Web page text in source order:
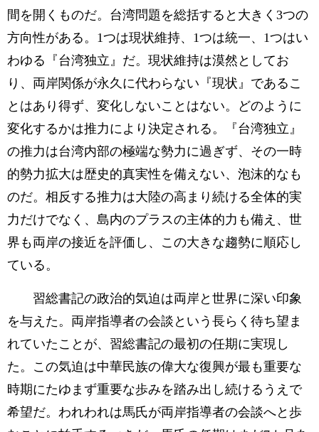
間を開くものだ。台湾問題を総括すると大きく3つの
方向性がある。1つは現状維持、1つは統一、1つはい
わゆる『台湾独立』だ。現状維持は漠然としてお
り、両岸関係が永久に代わらない『現状』であるこ
とはあり得ず、変化しないことはない。どのように
変化するかは推力により決定される。『台湾独立』
の推力は台湾内部の極端な勢力に過ぎず、その一時
的勢力拡大は歴史的真実性を備えない、泡沫的なも
のだ。相反する推力は大陸の高まり続ける全体的実
力だけでなく、島内のプラスの主体的力も備え、世
界も両岸の接近を評価し、この大きな趨勢に順応し
ている。
習総書記の政治的気迫は両岸と世界に深い印象
を与えた。両岸指導者の会談という長らく待ち望ま
れていたことが、習総書記の最初の任期に実現し
た。この気迫は中華民族の偉大な復興が最も重要な
時期にたゆまず重要な歩みを踏み出し続けるうえで
希望だ。われわれは馬氏が両岸指導者の会談へと歩